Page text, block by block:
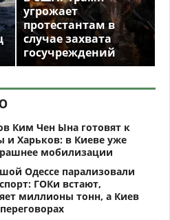
угрожает
протестантам в
случае захвата
госучреждений
Ким Чен Ына готовят к
и Харьков: в Киеве уже
мобилизации
Одессе парализовали
ГОКи встают,
миллионы тонн, а Киев